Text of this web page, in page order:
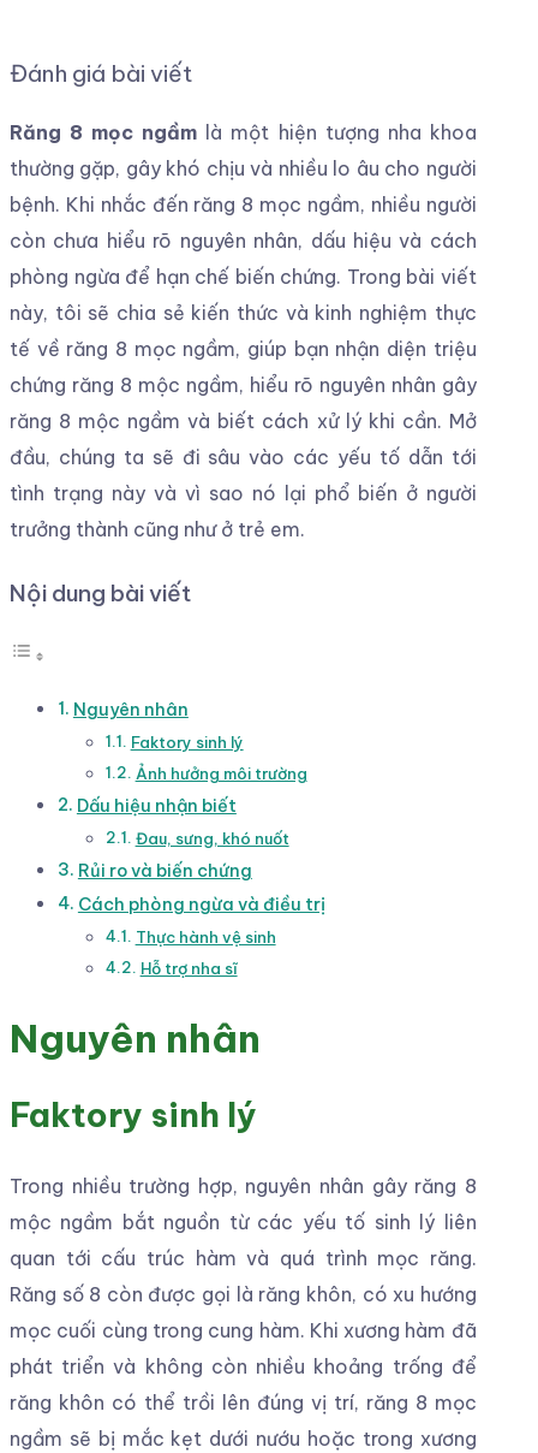
Đánh giá bài viết
Răng 8 mọc ngầm là một hiện tượng nha khoa
thường gặp, gây khó chịu và nhiều lo âu cho người
bệnh. Khi nhắc đến răng 8 mọc ngầm, nhiều người
còn chưa hiểu rõ nguyên nhân, dấu hiệu và cách
phòng ngừa để hạn chế biến chứng. Trong bài viết
này, tôi sẽ chia sẻ kiến thức và kinh nghiệm thực
tế về răng 8 mọc ngầm, giúp bạn nhận diện triệu
chứng răng 8 mộc ngầm, hiểu rõ nguyên nhân gây
răng 8 mộc ngầm và biết cách xử lý khi cần. Mở
đầu, chúng ta sẽ đi sâu vào các yếu tố dẫn tới
tình trạng này và vì sao nó lại phổ biến ở người
trưởng thành cũng như ở trẻ em.
Nội dung bài viết
Nguyên nhân
Faktory sinh lý
Ảnh hưởng môi trường
Dấu hiệu nhận biết
Đau, sưng, khó nuốt
Rủi ro và biến chứng
Cách phòng ngừa và điều trị
Thực hành vệ sinh
Hỗ trợ nha sĩ
Nguyên nhân
Faktory sinh lý
Trong nhiều trường hợp, nguyên nhân gây răng 8
mộc ngầm bắt nguồn từ các yếu tố sinh lý liên
quan tới cấu trúc hàm và quá trình mọc răng.
Răng số 8 còn được gọi là răng khôn, có xu hướng
mọc cuối cùng trong cung hàm. Khi xương hàm đã
phát triển và không còn nhiều khoảng trống để
răng khôn có thể trồi lên đúng vị trí, răng 8 mọc
ngầm sẽ bị mắc kẹt dưới nướu hoặc trong xương